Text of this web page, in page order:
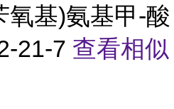
氧基)氨基甲-酸
21-7 查看相似